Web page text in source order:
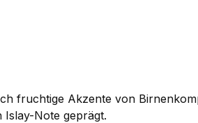
fruchtige Akzente von
Islay-Note geprägt.